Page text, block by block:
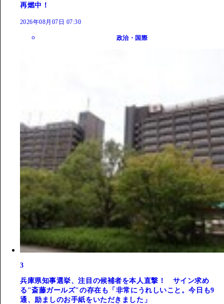
再燃中！
2026年08月07日 07:30
政治・国際
3
兵庫県知事選挙、注目の候補者を本人直撃！ サイン求め
る"斎藤ガールズ"の存在も「非常にうれしいこと。今日も9
通、励ましのお手紙をいただきました」